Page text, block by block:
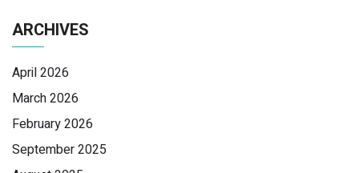
ARCHIVES
April 2026
March 2026
February 2026
September 2025